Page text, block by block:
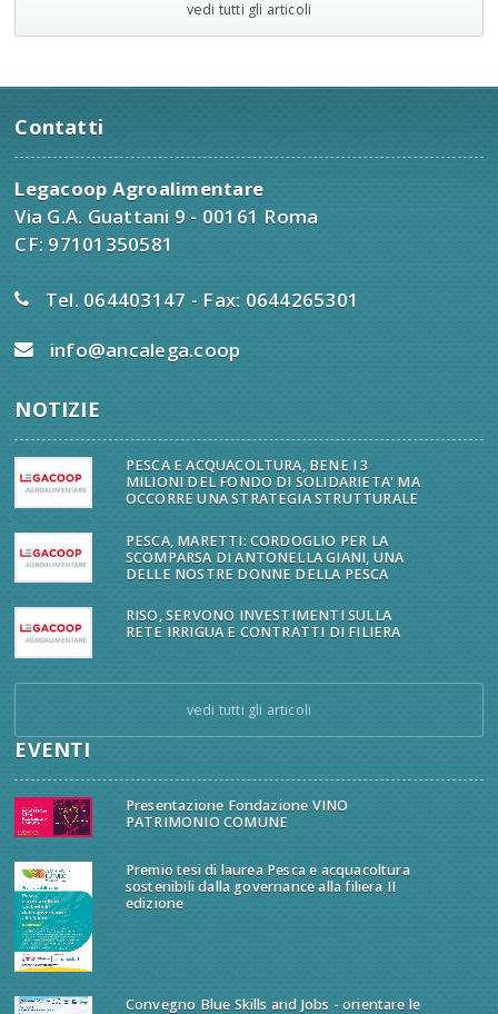
vedi tutti gli articoli
Contatti
Legacoop Agroalimentare
Via G.A. Guattani 9 - 00161 Roma
CF: 97101350581
Tel. 064403147 - Fax: 0644265301
info@ancalega.coop
NOTIZIE
PESCA E ACQUACOLTURA, BENE I 3
MILIONI DEL FONDO DI SOLIDARIETA' MA
OCCORRE UNA STRATEGIA STRUTTURALE
PESCA, MARETTI: CORDOGLIO PER LA
SCOMPARSA DI ANTONELLA GIANI, UNA
DELLE NOSTRE DONNE DELLA PESCA
RISO, SERVONO INVESTIMENTI SULLA
RETE IRRIGUA E CONTRATTI DI FILIERA
vedi tutti gli articoli
EVENTI
Presentazione Fondazione VINO
PATRIMONIO COMUNE
Premio tesi di laurea Pesca e acquacoltura
sostenibili dalla governance alla filiera II
edizione
Convegno Blue Skills and Jobs - orientare le